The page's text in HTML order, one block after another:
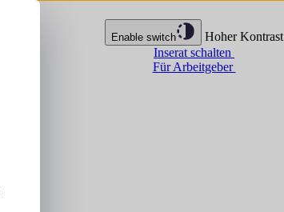
Enable switch
Hoher Kontrast
Inserat schalten
Für Arbeitgeber